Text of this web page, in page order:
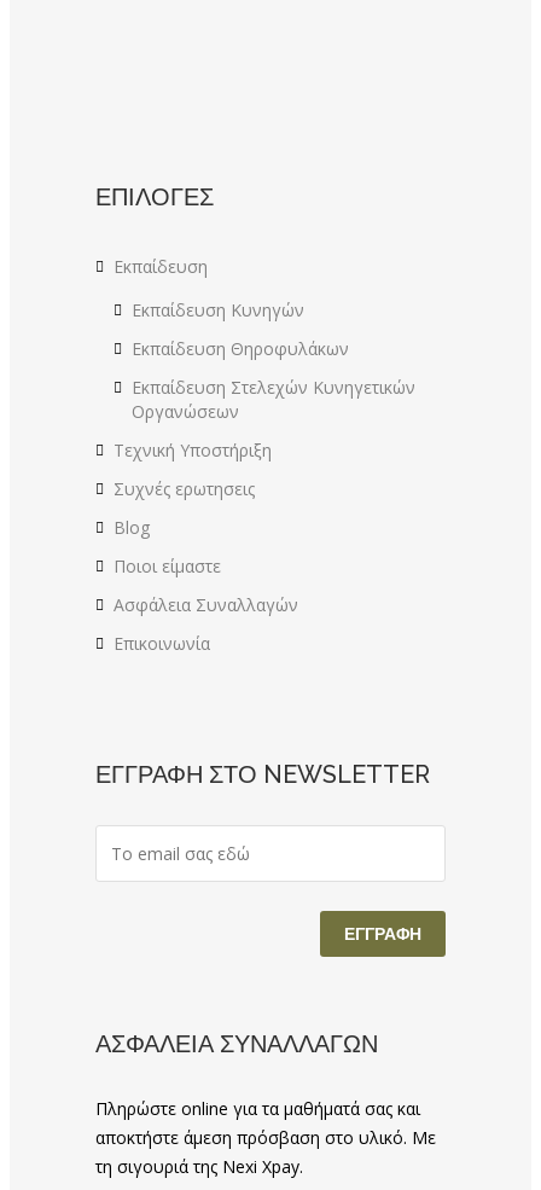
ΕΠΙΛΟΓΕΣ
Εκπαίδευση
Εκπαίδευση Κυνηγών
Εκπαίδευση Θηροφυλάκων
Εκπαίδευση Στελεχών Κυνηγετικών
Οργανώσεων
Τεχνική Υποστήριξη
Συχνές ερωτησεις
Blog
Ποιοι είμαστε
Ασφάλεια Συναλλαγών
Επικοινωνία
ΕΓΓΡΑΦΗ ΣΤΟ NEWSLETTER
ΑΣΦΑΛΕΙΑ ΣΥΝΑΛΛΑΓΩΝ
Πληρώστε online για τα μαθήματά σας και
αποκτήστε άμεση πρόσβαση στο υλικό. Με
τη σιγουριά της Nexi Xpay.